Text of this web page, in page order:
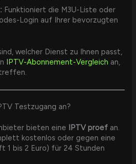
Funktioniert die M3U-Liste oder
Login auf Ihrer bevorzugten
welcher Dienst zu Ihnen passt,
IPTV-Abonnement-Vergleich an,
Testzugang an?
bieten eine IPTV proef an.
kostenlos oder gegen eine
1 bis 2 Euro) für 24 Stunden